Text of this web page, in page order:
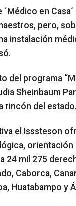
´Médico en
pero,
instalación
del programa
Sheinbaum
rincón del estado.
el Isssteson
orientación
24 mil 275
Caborca,
Huatabampo y